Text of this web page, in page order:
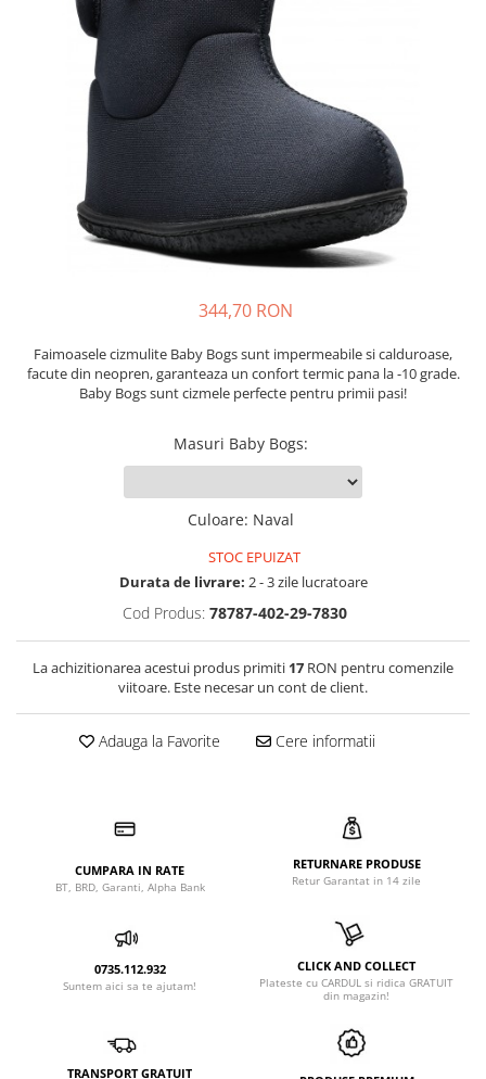
344,70 RON
Faimoasele cizmulite Baby Bogs sunt impermeabile si calduroase,
facute din neopren, garanteaza un confort termic pana la -10 grade.
Baby Bogs sunt cizmele perfecte pentru primii pasi!
Masuri Baby Bogs:
Culoare: Naval
STOC EPUIZAT
Durata de livrare: 2 - 3 zile lucratoare
Cod Produs: 78787-402-29-7830
La achizitionarea acestui produs primiti 17 RON pentru comenzile
viitoare. Este necesar un cont de client.
Adauga la Favorite Cere informatii
CUMPARA IN RATE
BT, BRD, Garanti, Alpha Bank
RETURNARE PRODUSE
Retur Garantat in 14 zile
0735.112.932
Suntem aici sa te ajutam!
CLICK AND COLLECT
Plateste cu CARDUL si ridica GRATUIT
din magazin!
TRANSPORT GRATUIT